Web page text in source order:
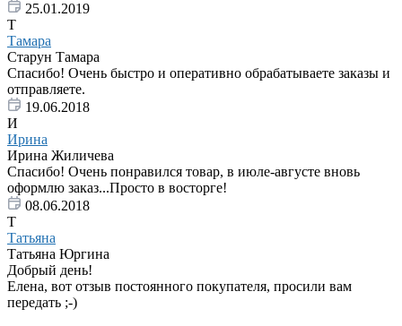
25.01.2019
Т
Тамара
Старун Тамара
Спасибо! Очень быстро и оперативно обрабатываете заказы и
отправляете.
19.06.2018
И
Ирина
Ирина Жиличева
Спасибо! Очень понравился товар, в июле-августе вновь
оформлю заказ...Просто в восторге!
08.06.2018
Т
Татьяна
Татьяна Юргина
Добрый день!
Елена, вот отзыв постоянного покупателя, просили вам
передать ;-)